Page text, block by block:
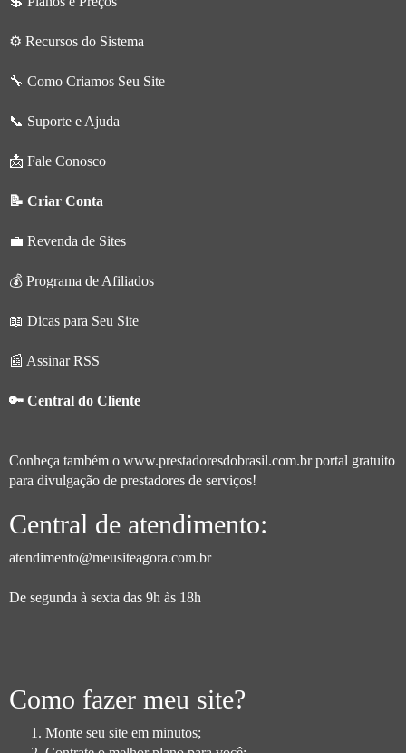
⚙️ Recursos do Sistema
🔧 Como Criamos Seu Site
📞 Suporte e Ajuda
📩 Fale Conosco
📝 Criar Conta
💼 Revenda de Sites
💰 Programa de Afiliados
📖 Dicas para Seu Site
📰 Assinar RSS
🔑 Central do Cliente
Conheça também o www.prestadoresdobrasil.com.brportal gratuito
para divulgação de prestadores de serviços!
Central de atendimento:
atendimento@meusiteagora.com.br
De segunda à sexta das 9h às 18h
Como fazer meu site?
Monte seu site em minutos;